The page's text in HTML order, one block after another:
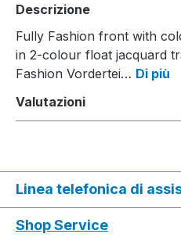
Descrizione
Fully Fashion front with
in 2-colour float jacquard
Fashion Vordertei… Di più
Valutazioni
Linea telefonica di
Shop Service